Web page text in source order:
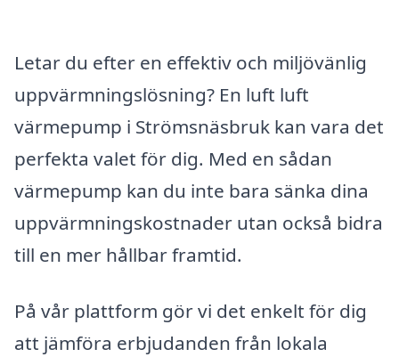
Letar du efter en effektiv och miljövänlig
uppvärmningslösning? En luft luft
värmepump i Strömsnäsbruk kan vara det
perfekta valet för dig. Med en sådan
värmepump kan du inte bara sänka dina
uppvärmningskostnader utan också bidra
till en mer hållbar framtid.
På vår plattform gör vi det enkelt för dig
att jämföra erbjudanden från lokala